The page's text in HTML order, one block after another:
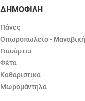
ΔΗΜΟΦΙΛΗ
Πάνες
Οπωροπωλείο - Μαναβική
Γιαούρτια
Φέτα
Καθαριστικά
Μωρομάντηλα